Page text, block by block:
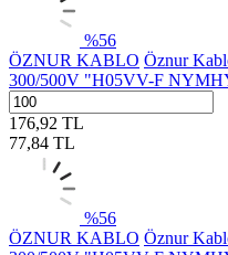
%56
ÖZNUR KABLO Öznur
300/500V "H05VV-F
176,92 TL
77,84 TL
%56
ÖZNUR KABLO Öznur